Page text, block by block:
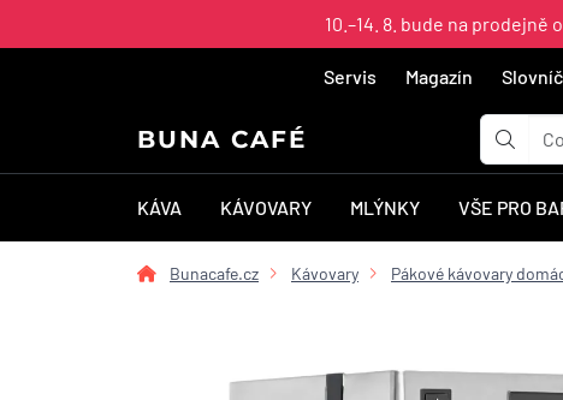
10.–14. 8. bude na
Servis Magazín
BUNA CAFÉ
KÁVA KÁVOVARY MLÝNKY VŠE PRO
Bunacafe.cz Kávovary Pákové kávovary